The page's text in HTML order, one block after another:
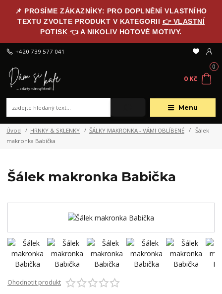
📌 PROSÍME ZÁKAZNÍKY: PRO DOPLNĚNÍ VLASTNÍHO
TEXTU ZVOLTE PRODUKT V KATEGORII 👉 VLASTNÍ
POTISK 👈 A NIKOLIV HOTOVÉ MOTIVY.
Menu
+420 739 577 041
0
0 Kč
Úvod HRNKY & SKLENKY ŠÁLKY MAKRONKA - VÁMI OBLÍBENÉ
Šálek
makronka Babička
Šálek makronka Babička
Ohodnotit produkt